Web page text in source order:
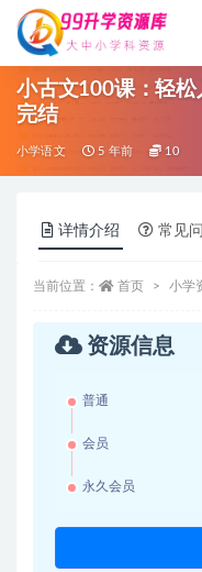
小古文100课：轻
完结
小学语文 5 年前 10
详情介绍 常见
当前位置： 首页 小学
资源信息
普通
会员
永久会员